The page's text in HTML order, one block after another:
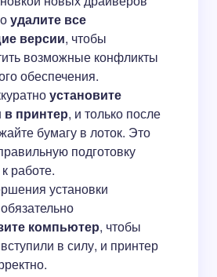
удалите все
версии, чтобы
возможные конфликты
обеспечения.
установите
принтер, и только после
бумагу в лоток. Это
подготовку
работе.
установки
компьютер, чтобы
в силу, и принтер